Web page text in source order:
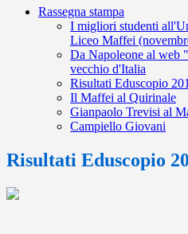
Rassegna stampa
I migliori studenti
Liceo Maffei
Da Napoleone al web
vecchio d'Italia
Risultati Eduscopio
Il Maffei al Quirinale
Gianpaolo Trevisi al
Campiello Giovani
Risultati Eduscopio